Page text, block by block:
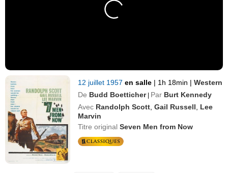
12 juillet 1957en salle | 1h 18min | Western
De Budd Boetticher | Par Burt Kennedy
Avec Randolph Scott ,Gail Russell
Lee
Marvin
Titre originalSeven Men from Now